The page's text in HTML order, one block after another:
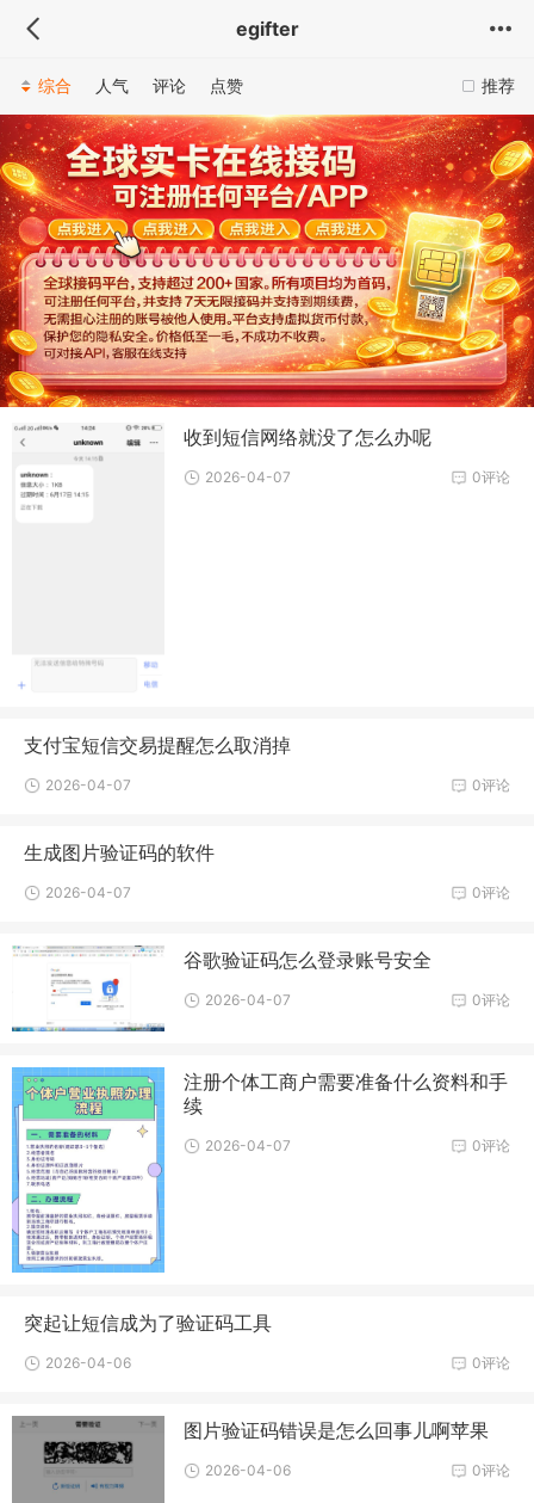
egifter
推荐
综合 人气 评论 点赞
收到短信网络就没了怎么办呢
0评论
2026-04-07
支付宝短信交易提醒怎么取消掉
0评论
2026-04-07
生成图片验证码的软件
0评论
2026-04-07
谷歌验证码怎么登录账号安全
0评论
2026-04-07
注册个体工商户需要准备什么资料和手
续
0评论
2026-04-07
突起让短信成为了验证码工具
0评论
2026-04-06
图片验证码错误是怎么回事儿啊苹果
0评论
2026-04-06